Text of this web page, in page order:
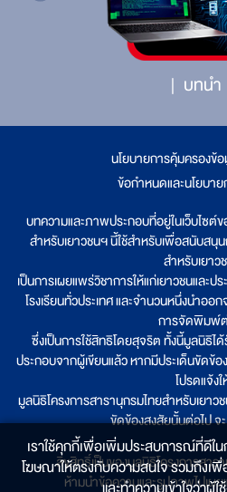
บทนำ
นโยบายการคุ้มครองข้
ข้อกำหนดและนโยบา
บทความและภาพประกอบที่อยู่ในเว็บไซต์
สำหรับเยาวชนฯ นี้ใช้สำหรับเพื่อสนับส
สำหรับเยาว
เป็นการเผยแพร่วิชาการให้แก่เยาวชนและป
โรงเรียนทั่วประเทศ และจำนวนหนึ่งนำอ
การจัดพิมพ์
ซึ่งเป็นการใช้สิทธิโดยสุจริต ทั้งนี้มูลนิธิ
ประกอบจากผู้เขียนแล้ว หากมีประเด็นขัดข้อ
โปรดแจ้ง
มูลนิธิโครงการสารานุกรมไทยสำหรับเยา
ขัดข้องสงสัยนั้นต่อไป จ
ลิขสิทธิ์เป็นของมูลนิธิโครงการสาร
ห้ามนำข้อความและรูปภาพไปเผ
เราใช้คุกกี้เพื่อเพิ่มประสบการณ์ที่ดีใน
โฆษณาให้ตรงกับความสนใจ รวมถึงเพื่อ